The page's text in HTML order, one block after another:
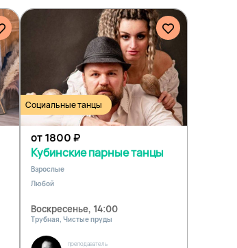
Социальные танцы
от 1800₽
Кубинские парные танцы
Взрослые
Любой
Воскресенье, 14:00
Трубная, Чистые пруды
преподаватель